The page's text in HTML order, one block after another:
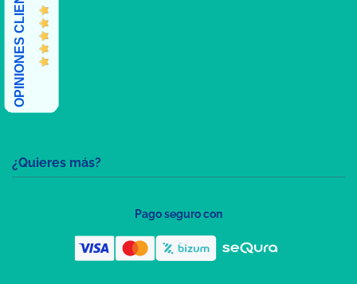
¿Quieres más?
OPINIONES CLIENTES
Pago seguro con